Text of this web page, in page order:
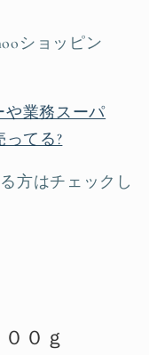
ショッピン
や業務スーパ
ってる?
方はチェックし
０ｇ